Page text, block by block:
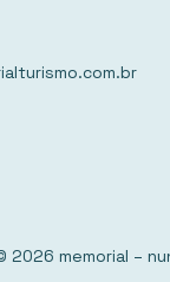
2026 memorial –